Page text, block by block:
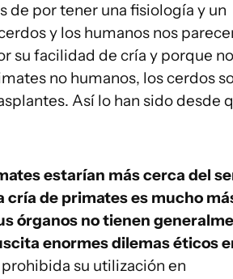
de por tener una fisiología y un
y los humanos nos
su facilidad de cría y porque
no humanos, los cerdos
Así lo han sido desde
estarían más cerca del
cría de primates es mucho
órganos no tienen
enormes dilemas éticos
su utilización en